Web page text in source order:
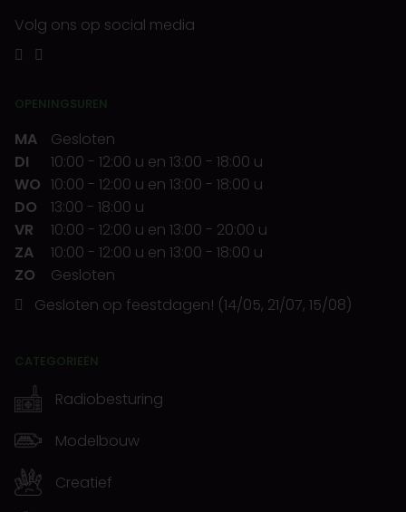
Volg ons op social media
OPENINGSUREN
MA
Gesloten
DI
10:00 - 12:00 u en 13:00 - 18:00 u
WO 10:00 - 12:00 u en 13:00 - 18:00 u
DO
13:00 - 18:00 u
VR
10:00 - 12:00 u en 13:00 - 20:00 u
ZA
10:00 - 12:00 u en 13:00 - 18:00 u
ZO
Gesloten
Gesloten op feestdagen! (14/05, 21/07, 15/08)
CATEGORIEËN
Radiobesturing
Modelbouw
Creatief